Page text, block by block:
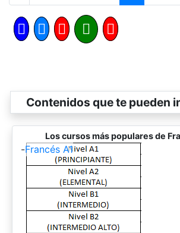
Contenidos que te pueden
Los cursos más populares de
-Francés A1